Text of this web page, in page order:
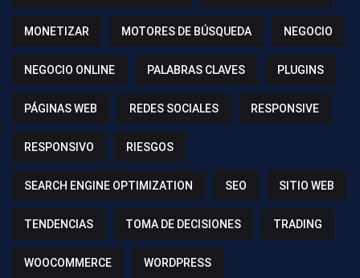
MONETIZAR MOTORES DE BÚSQUEDA NEGOCIO
NEGOCIO ONLINE PALABRAS CLAVES PLUGINS
PÁGINAS WEB REDES SOCIALES RESPONSIVE
RESPONSIVO RIESGOS
SEARCH ENGINE OPTIMIZATION SEO SITIO WEB
TENDENCIAS TOMA DE DECISIONES TRADING
WOOCOMMERCE WORDPRESS